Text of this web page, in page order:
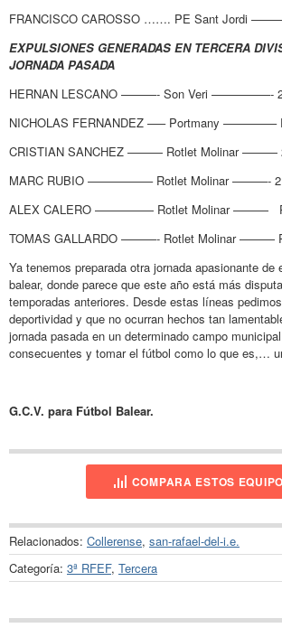
FRANCISCO CAROSSO ……. PE Sant Jordi
EXPULSIONES GENERADAS EN TERCERA
JORNADA PASADA
HERNAN LESCANO ———- Son Veri —————- 2
NICHOLAS FERNANDEZ —– Portmany ————–
CRISTIAN SANCHEZ ——— Rotlet Molinar ———
MARC RUBIO —————– Rotlet Molinar ———- 2
ALEX CALERO ————— Rotlet Molinar ———
TOMAS GALLARDO ———- Rotlet Molinar ———
Ya tenemos preparada otra jornada apasionante
balear, donde parece que este año está más
temporadas anteriores. Desde estas líneas
deportividad y que no ocurran hechos tan
jornada pasada en un determinado campo
consecuentes y tomar el fútbol como lo que es,…
G.C.V. para Fútbol Balear.
COMPARA ESTOS
Relacionados: Collerense, san-rafael-del-i.e.
Categoría: 3ª RFEF, Tercera